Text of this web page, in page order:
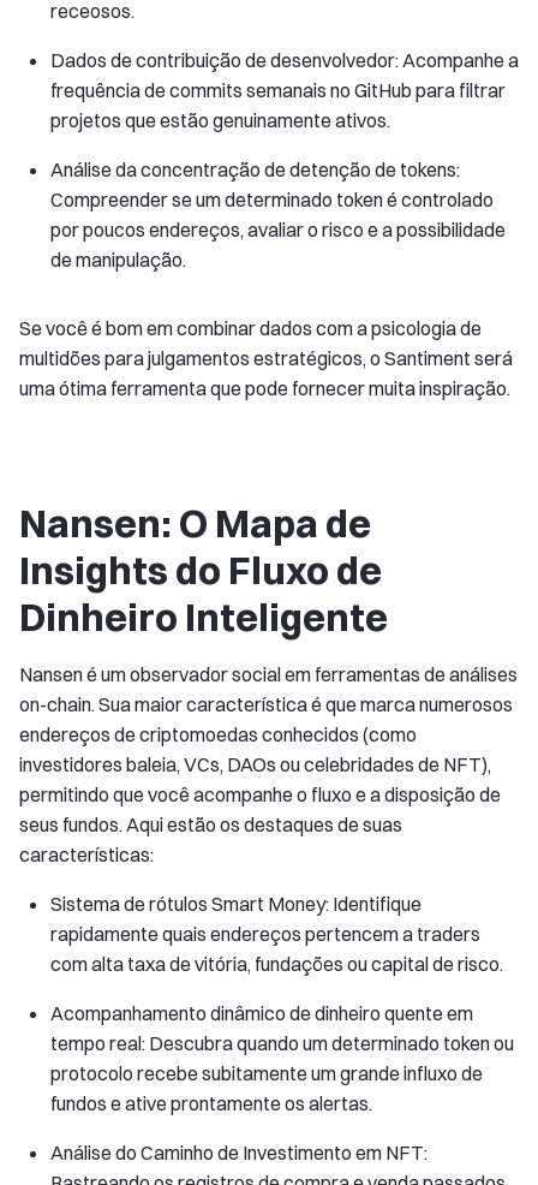
receosos.
Dados de contribuição de desenvolvedor: Acompanhe a
frequência de commits semanais no GitHub para filtrar
projetos que estão genuinamente ativos.
Análise da concentração de detenção de tokens:
Compreender se um determinado token é controlado
por poucos endereços, avaliar o risco e a possibilidade
de manipulação.
Se você é bom em combinar dados com a psicologia de
multidões para julgamentos estratégicos, o Santiment será
uma ótima ferramenta que pode fornecer muita inspiração.
Nansen: O Mapa de
Insights do Fluxo de
Dinheiro Inteligente
Nansen é um observador social em ferramentas de análises
on-chain. Sua maior característica é que marca numerosos
endereços de criptomoedas conhecidos (como
investidores baleia, VCs, DAOs ou celebridades de NFT),
permitindo que você acompanhe o fluxo e a disposição de
seus fundos. Aqui estão os destaques de suas
características:
Sistema de rótulos Smart Money: Identifique
rapidamente quais endereços pertencem a traders
com alta taxa de vitória, fundações ou capital de risco.
Acompanhamento dinâmico de dinheiro quente em
tempo real: Descubra quando um determinado token ou
protocolo recebe subitamente um grande influxo de
fundos e ative prontamente os alertas.
Análise do Caminho de Investimento em NFT: